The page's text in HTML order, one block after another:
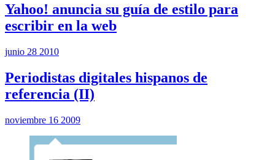
Yahoo! anuncia su guía de estilo para
escribir en la web
junio 28 2010
Periodistas digitales hispanos de
referencia (II)
noviembre 16 2009